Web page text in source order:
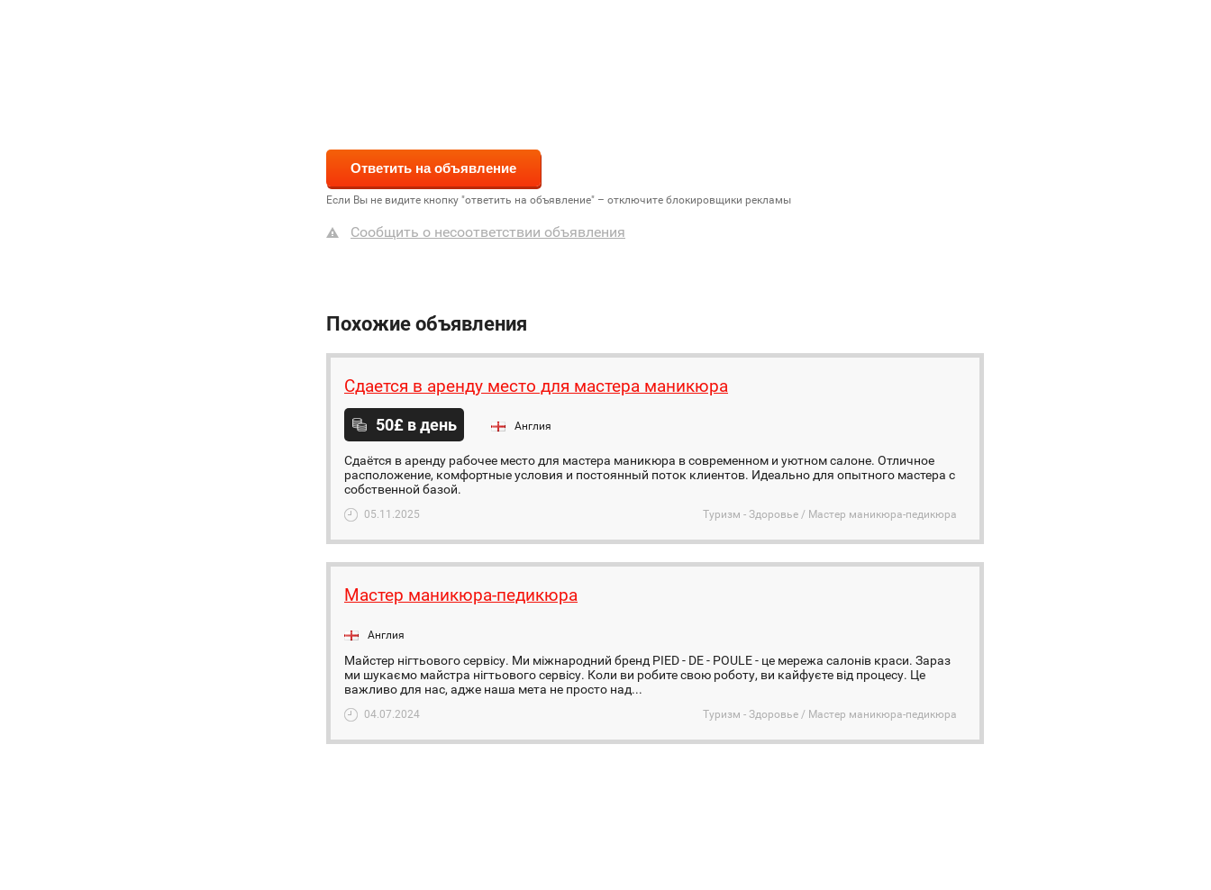
Если Вы не видите кнопку "ответить на объявление" – отключите блокировщики рекламы
Сообщить о несоответствии объявления
Похожие объявления
Сдается в аренду место для мастера маникюра
50£ в день Англия
Сдаётся в аренду рабочее место для мастера маникюра в современном и уютном салоне. Отличное
расположение, комфортные условия и постоянный поток клиентов. Идеально для опытного мастера с
собственной базой.
05.11.2025 Туризм - Здоровье / Мастер маникюра-педикюра
Мастер маникюра-педикюра
Англия
Майстер нігтьового сервісу. Ми міжнародний бренд PIED - DE - POULE - це мережа салонів краси. Зараз
ми шукаємо майстра нігтьового сервісу. Коли ви робите свою роботу, ви кайфуєте від процесу. Це
важливо для нас, адже наша мета не просто над...
04.07.2024 Туризм - Здоровье / Мастер маникюра-педикюра